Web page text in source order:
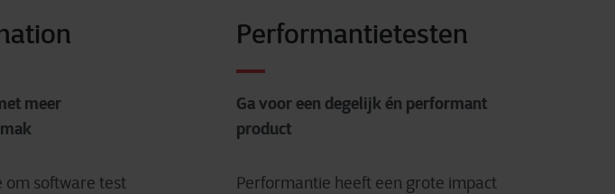
meer
om software test
Performantietesten
Ga voor een degelijk én performant
product
Performantie heeft een grote impact